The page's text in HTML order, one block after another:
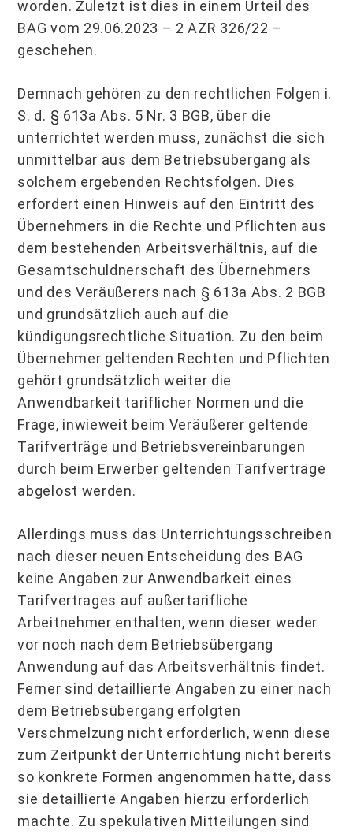
worden. Zuletzt ist dies in einem Urteil des
BAG vom 29.06.2023 – 2 AZR 326/22 –
geschehen.
Demnach gehören zu den rechtlichen Folgen i.
S. d. § 613a Abs. 5 Nr. 3 BGB, über die
unterrichtet werden muss, zunächst die sich
unmittelbar aus dem Betriebsübergang als
solchem ergebenden Rechtsfolgen. Dies
erfordert einen Hinweis auf den Eintritt des
Übernehmers in die Rechte und Pflichten aus
dem bestehenden Arbeitsverhältnis, auf die
Gesamtschuldnerschaft des Übernehmers
und des Veräußerers nach § 613a Abs. 2 BGB
und grundsätzlich auch auf die
kündigungsrechtliche Situation. Zu den beim
Übernehmer geltenden Rechten und Pflichten
gehört grundsätzlich weiter die
Anwendbarkeit tariflicher Normen und die
Frage, inwieweit beim Veräußerer geltende
Tarifverträge und Betriebsvereinbarungen
durch beim Erwerber geltenden Tarifverträge
abgelöst werden.
Allerdings muss das Unterrichtungsschreiben
nach dieser neuen Entscheidung des BAG
keine Angaben zur Anwendbarkeit eines
Tarifvertrages auf außertarifliche
Arbeitnehmer enthalten, wenn dieser weder
vor noch nach dem Betriebsübergang
Anwendung auf das Arbeitsverhältnis findet.
Ferner sind detaillierte Angaben zu einer nach
dem Betriebsübergang erfolgten
Verschmelzung nicht erforderlich, wenn diese
zum Zeitpunkt der Unterrichtung nicht bereits
so konkrete Formen angenommen hatte, dass
sie detaillierte Angaben hierzu erforderlich
machte. Zu spekulativen Mitteilungen sind